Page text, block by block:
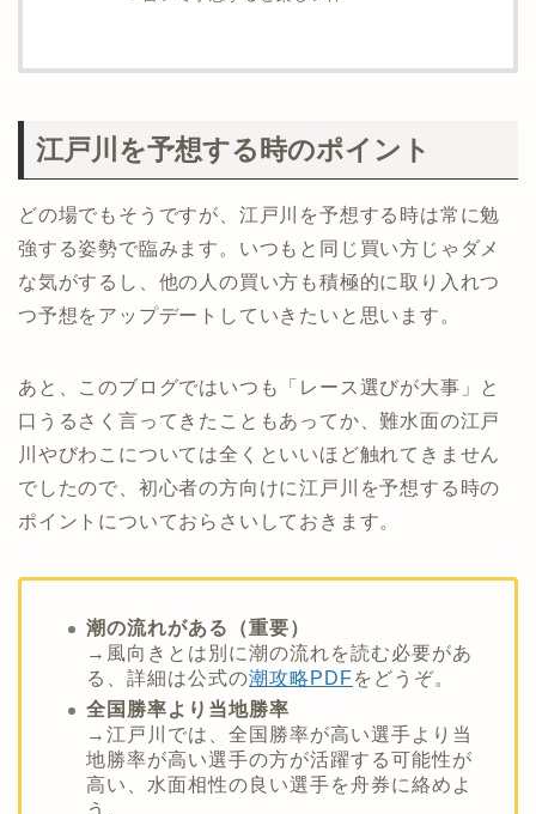
江戸川を予想する時のポイント
どの場でもそうですが、江戸川を予想する時は常に勉
強する姿勢で臨みます。いつもと同じ買い方じゃダメ
な気がするし、他の人の買い方も積極的に取り入れつ
つ予想をアップデートしていきたいと思います。
あと、このブログではいつも「レース選びが大事」と
口うるさく言ってきたこともあってか、難水面の江戸
川やびわこについては全くといいほど触れてきません
でしたので、初心者の方向けに江戸川を予想する時の
ポイントについておらさいしておきます。
潮の流れがある（重要）
→風向きとは別に潮の流れを読む必要があ
る、詳細は公式の潮攻略PDFをどうぞ。
全国勝率より当地勝率
→江戸川では、全国勝率が高い選手より当
地勝率が高い選手の方が活躍する可能性が
高い、水面相性の良い選手を舟券に絡めよ